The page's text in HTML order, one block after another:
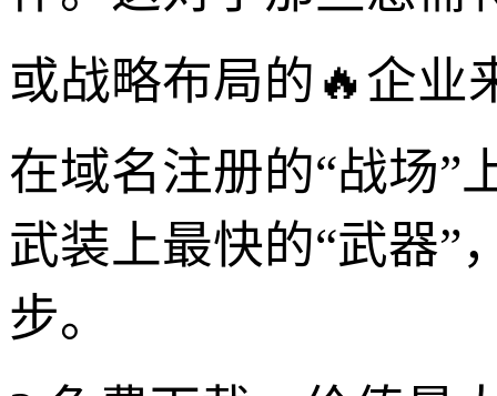
或战略布局的🔥企业
在域名注册的“战场”
武装上最快的“武器”
步。